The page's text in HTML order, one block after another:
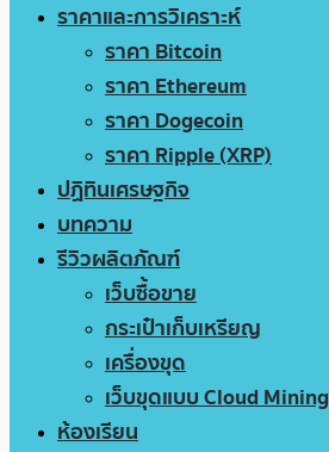
ราคาและการวิเคราะห์
ราคา Bitcoin
ราคา Ethereum
ราคา Dogecoin
ราคา Ripple (XRP)
ปฏิทินเศรษฐกิจ
บทความ
รีวิวผลิตภัณฑ์
เว็บซื้อขาย
กระเป๋าเก็บเหรียญ
เครื่องขุด
เว็บขุดแบบ Cloud Mining
ห้องเรียน